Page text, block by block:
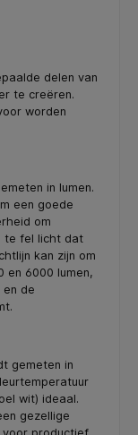
delen van
te creëren.
worden
in lumen.
een goede
om
te fel licht dat
kan zijn om
en 6000 lumen,
de
gemeten in
wit) ideaal.
gezellige